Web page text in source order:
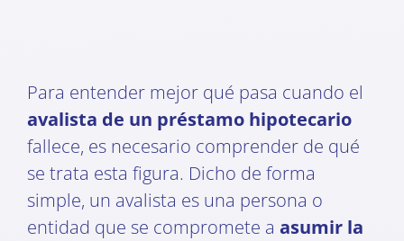
Para entender mejor qué pasa cuando el
avalista de un préstamo hipotecario
fallece, es necesario comprender de qué
se trata esta figura. Dicho de forma
simple, un avalista es una persona o
entidad que se compromete a asumir la